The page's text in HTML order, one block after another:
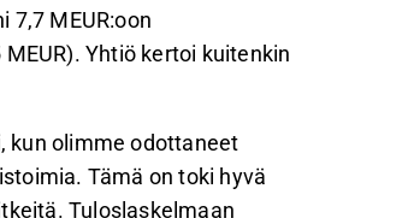
7,7 MEUR:oon
Yhtiö kertoi kuitenkin
kun olimme odottaneet
Tämä on toki hyvä
Tuloslaskelmaan